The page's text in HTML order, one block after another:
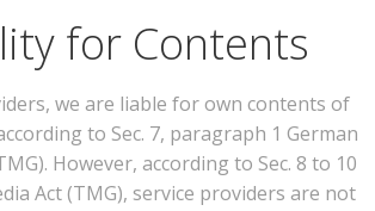
for Contents
we are liable for own contents of
to Sec. 7, paragraph 1 German
However, according to Sec. 8 to 10
Act (TMG), service providers are not